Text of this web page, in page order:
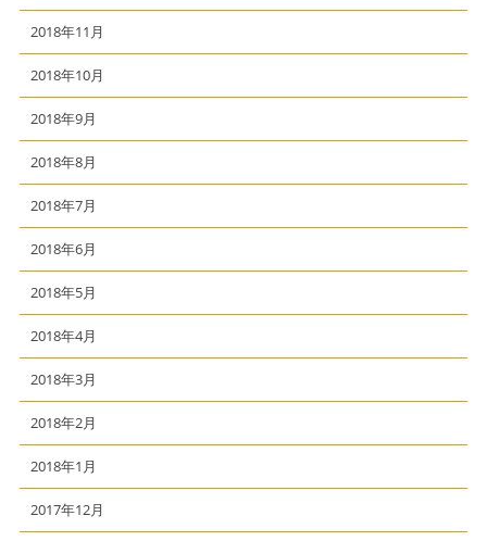
2018年11月
2018年10月
2018年9月
2018年8月
2018年7月
2018年6月
2018年5月
2018年4月
2018年3月
2018年2月
2018年1月
2017年12月